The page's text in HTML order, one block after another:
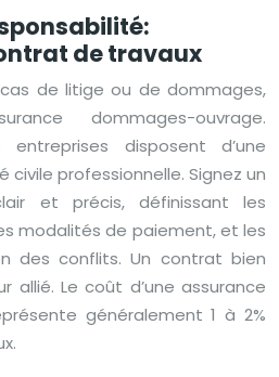
de travaux
de litige ou de dommages,
dommages-ouvrage.
disposent d’une
civile professionnelle. Signez un
et précis, définissant les
modalités de paiement, et les
des conflits. Un contrat bien
allié. Le coût d’une assurance
généralement 1 à 2%